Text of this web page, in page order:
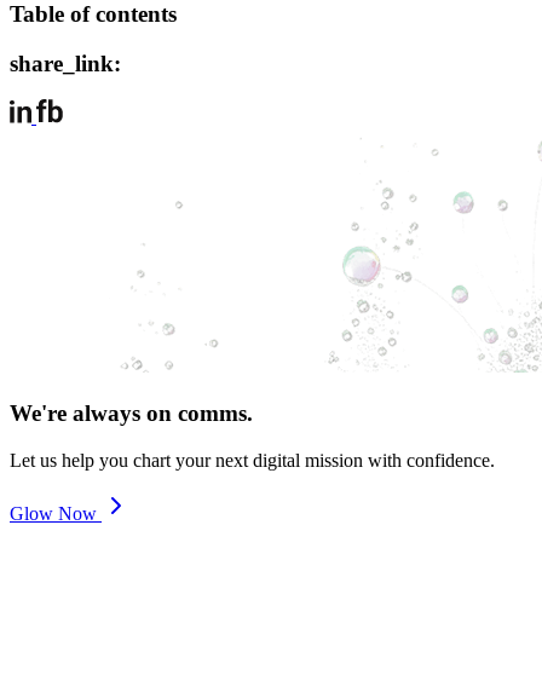
Table of contents
share_link:
We're always on comms.
Let us help you chart your next digital mission with confidence.
Glow Now